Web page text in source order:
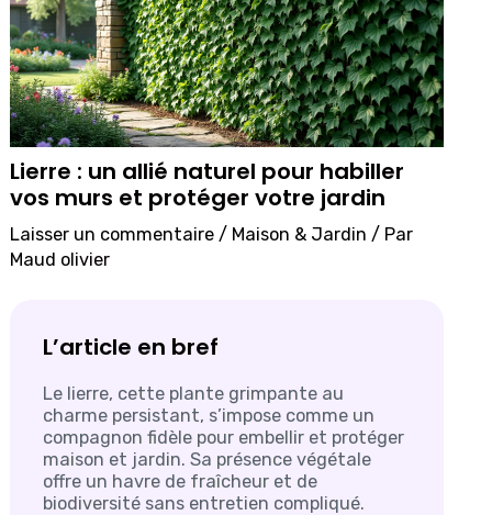
Lierre : un allié naturel pour habiller
vos murs et protéger votre jardin
Laisser un commentaire / Maison & Jardin / Par
Maud olivier
L’article en bref
Le lierre, cette plante grimpante au
charme persistant, s’impose comme un
compagnon fidèle pour embellir et protéger
maison et jardin. Sa présence végétale
offre un havre de fraîcheur et de
biodiversité sans entretien compliqué.